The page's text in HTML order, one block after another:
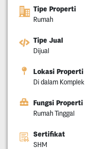
Tipe Properti
Rumah
Tipe Jual
Dijual
Lokasi Properti
Di dalam Komplek
Fungsi Properti
Rumah Tinggal
Sertifikat
SHM